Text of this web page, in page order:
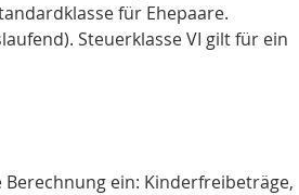
für Ehepaare.
Steuerklasse VI gilt für ein
ein: Kinderfreibeträge,